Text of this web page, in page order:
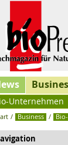
Unternehmen
/ Business /